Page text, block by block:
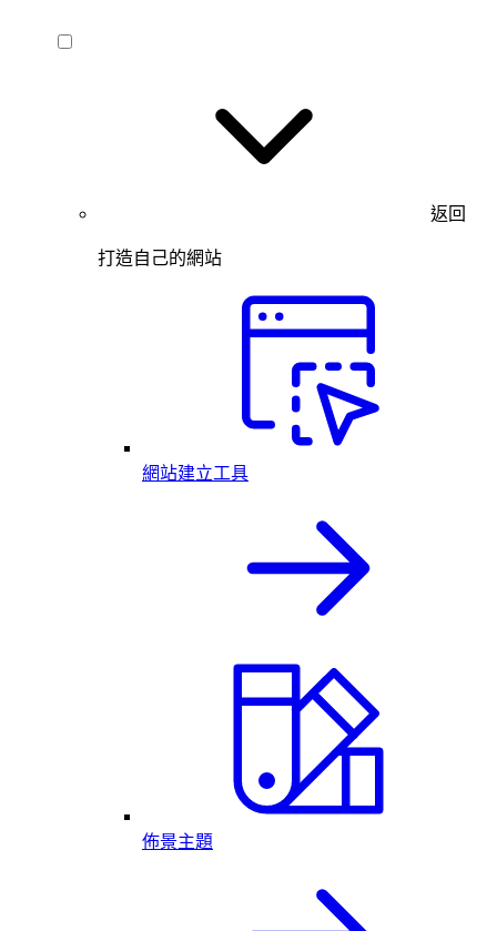
返回
打造自己的網站
網站建立工具
佈景主題